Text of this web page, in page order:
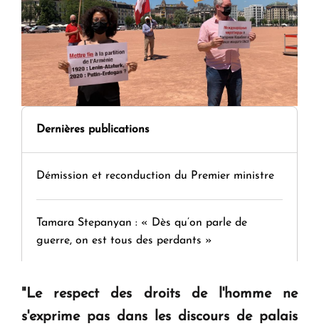
Dernières publications
Démission et reconduction du Premier ministre
Tamara Stepanyan : « Dès qu’on parle de
guerre, on est tous des perdants »
" Tant qu'il n'existe pas d'alternative concrète, la
"Le respect des droits de l'homme ne
s'exprime pas dans les discours de palais